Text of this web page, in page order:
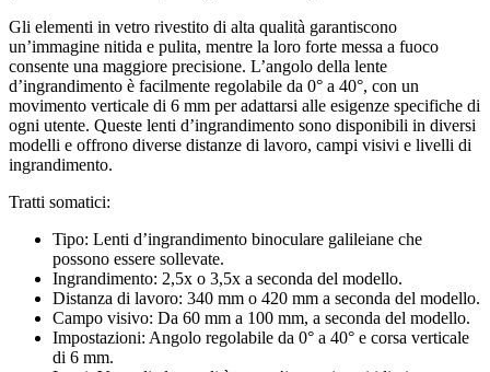
Gli elementi in vetro rivestito di alta qualità garantiscono
un’immagine nitida e pulita, mentre la loro forte messa a fuoco
consente una maggiore precisione. L’angolo della lente
d’ingrandimento è facilmente regolabile da 0° a 40°, con un
movimento verticale di 6 mm per adattarsi alle esigenze specifiche di
ogni utente. Queste lenti d’ingrandimento sono disponibili in diversi
modelli e offrono diverse distanze di lavoro, campi visivi e livelli di
ingrandimento.
Tratti somatici:
Tipo: Lenti d’ingrandimento binoculare galileiane che
possono essere sollevate.
Ingrandimento: 2,5x o 3,5x a seconda del modello.
Distanza di lavoro: 340 mm o 420 mm a seconda del modello.
Campo visivo: Da 60 mm a 100 mm, a seconda del modello.
Impostazioni: Angolo regolabile da 0° a 40° e corsa verticale
di 6 mm.